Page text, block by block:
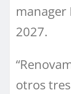
manager
2027.
otros